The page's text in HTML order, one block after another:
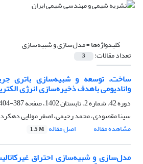
کلیدواژه‌ها =مدل‌سازی و شبیه‌سازی
تعداد مقالات: 3
ساخت، توسعه و شبیه‌سازی باتری
وانادیومی باهدف ذخیره‌سازی انرژی
دوره 42، شماره 2، تابستان 1402، صفحه
387-404
سینا مقصودی، محمد رحیمی، اصغر مولایی
مشاهده مقاله
اصل مقاله 1.5 M
مدل‌سازی و شبیه‌سازی احتراق